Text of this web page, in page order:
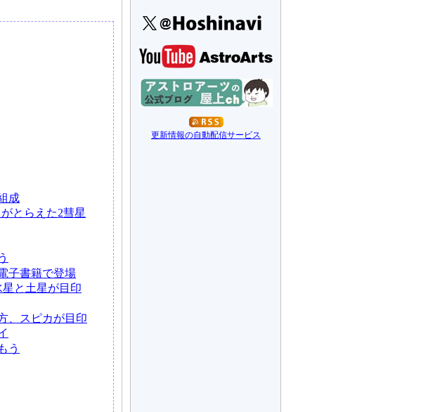
成
とらえた2彗星
子書籍で登場
と土星が目印
、スピカが目印
う
更新情報の自動配信サービス